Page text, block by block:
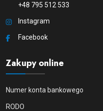
+48 795 512 533
Instagram
Facebook
Zakupy online
Numer konta bankowego
RODO